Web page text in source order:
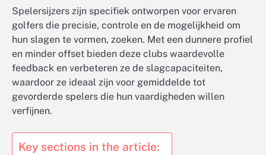
Spelersijzers zijn specifiek ontworpen voor ervaren
golfers die precisie, controle en de mogelijkheid om
hun slagen te vormen, zoeken. Met een dunnere profiel
en minder offset bieden deze clubs waardevolle
feedback en verbeteren ze de slagcapaciteiten,
waardoor ze ideaal zijn voor gemiddelde tot
gevorderde spelers die hun vaardigheden willen
verfijnen.
Key sections in the article: